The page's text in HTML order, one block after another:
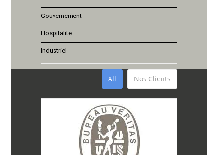
Gouvernement
Hospitalité
Industriel
All Nos Clients